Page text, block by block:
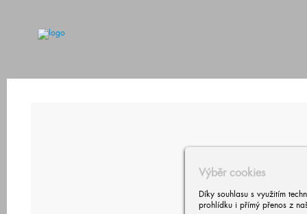
Výběr cookies
Díky souhlasu s využitím
prohlídku i přímý přenos z